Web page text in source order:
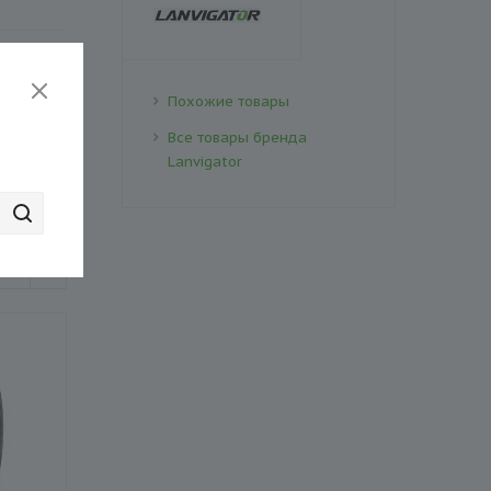
Похожие товары
Все товары бренда
Lanvigator